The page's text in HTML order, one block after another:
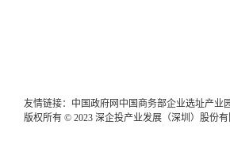
友情链接： 中国政府网 中国商务部企业选址产业
版权所有 © 2023 深企投产业发展（深圳）股份有